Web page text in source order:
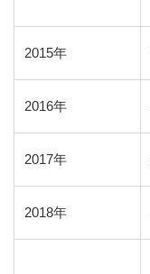
2015年
2016年
2017年
2018年